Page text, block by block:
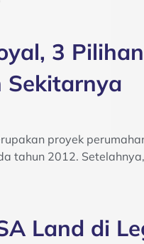
3
Sekitarnya
proyek
tahun 2012.
Land di